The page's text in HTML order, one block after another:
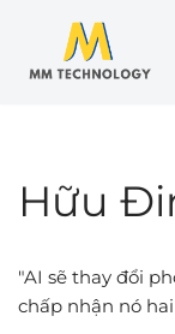
Chuyển
Hữu
"AI sẽ thay đổi
chấp nhận nó